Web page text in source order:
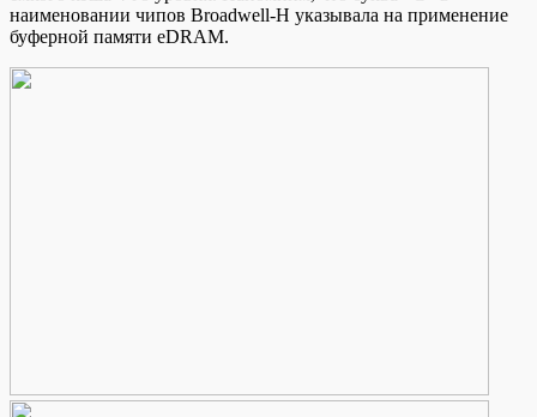
наименовании чипов Broadwell-H указывала на применение
буферной памяти eDRAM.